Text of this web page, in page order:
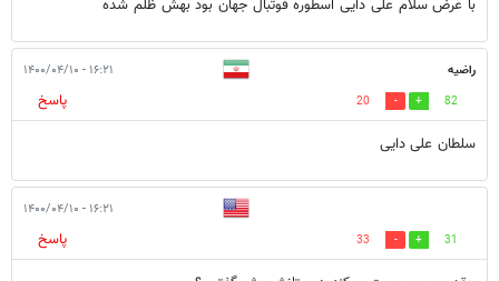
با عرض سلام علی دایی اسطوره فوتبال جهان بود بهش ظلم شده
راضیه ۱۶:۲۱ - ۱۴۰۰/۰۴/۱۰
82
20
پاسخ
سلطان علی دایی
۱۶:۲۱ - ۱۴۰۰/۰۴/۱۰
31
33
پاسخ